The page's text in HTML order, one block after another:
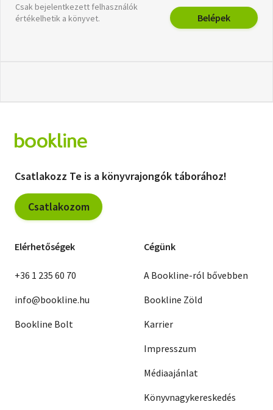
Csak bejelentkezett felhasználók
értékelhetik a könyvet.
Belépek
Csatlakozz Te is a könyvrajongók táborához!
Csatlakozom
Elérhetőségek
+36 1 235 60 70
info@bookline.hu
Bookline Bolt
Cégünk
A Bookline-ról bővebben
Bookline Zöld
Karrier
Impresszum
Médiaajánlat
Könyvnagykereskedés